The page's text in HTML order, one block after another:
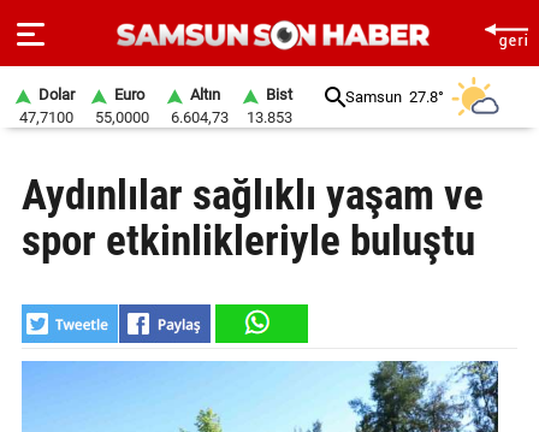
SAYFA
SAMSUN
SAMSUNSPOR
Dolar
47,7100
Euro
55,0000
Altın
6.604,73
Bist
13.853
Samsun 27.8°
Aydınlılar sağlıklı yaşam ve
spor etkinlikleriyle buluştu